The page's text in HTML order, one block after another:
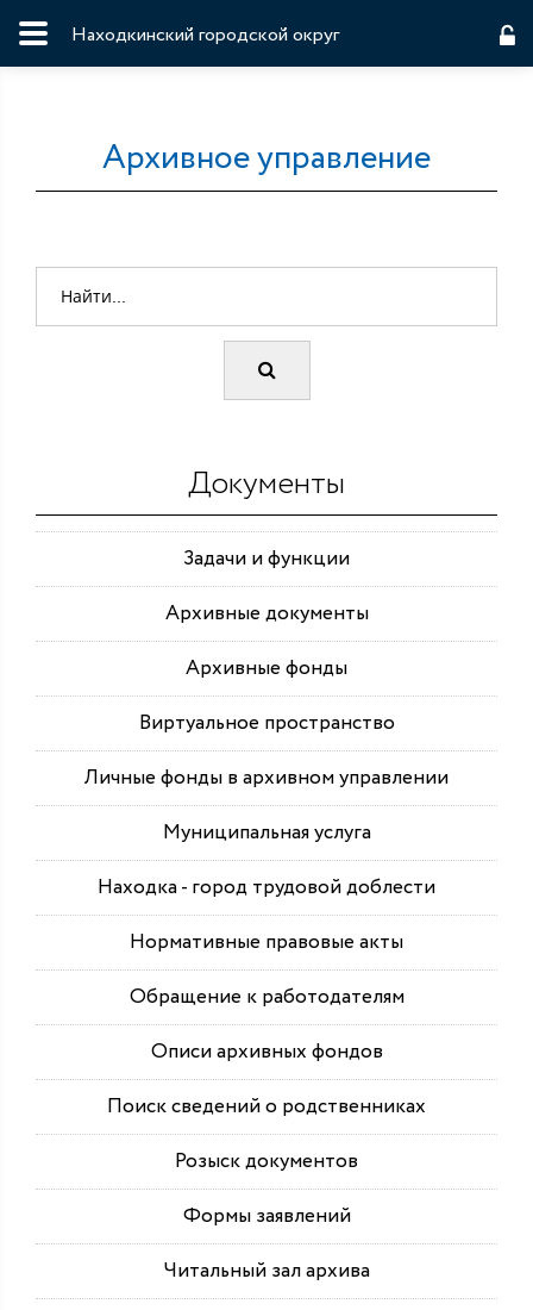
Находкинский городской округ
Архивное управление
Документы
Задачи и функции
Архивные документы
Архивные фонды
Виртуальное пространство
Личные фонды в архивном управлении
Муниципальная услуга
Находка - город трудовой доблести
Нормативные правовые акты
Обращение к работодателям
Описи архивных фондов
Поиск сведений о родственниках
Розыск документов
Формы заявлений
Читальный зал архива